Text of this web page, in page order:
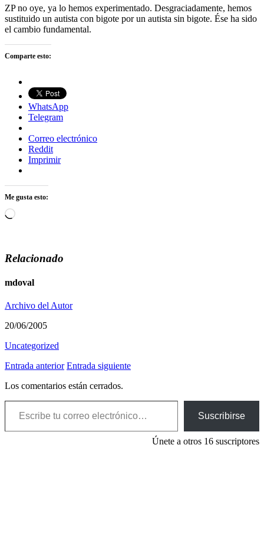
ZP no oye, ya lo hemos experimentado. Desgraciadamente, hemos
sustituido un autista con bigote por un autista sin bigote. Ése ha sido
el cambio fundamental.
Comparte esto:
WhatsApp
Telegram
Correo electrónico
Reddit
Imprimir
Me gusta esto:
Cargando...
Relacionado
mdoval
Archivo del Autor
20/06/2005
Uncategorized
Entrada anterior Entrada siguiente
Los comentarios están cerrados.
Escribe tu correo electrónico…
Suscribirse
Únete a otros 16 suscriptores